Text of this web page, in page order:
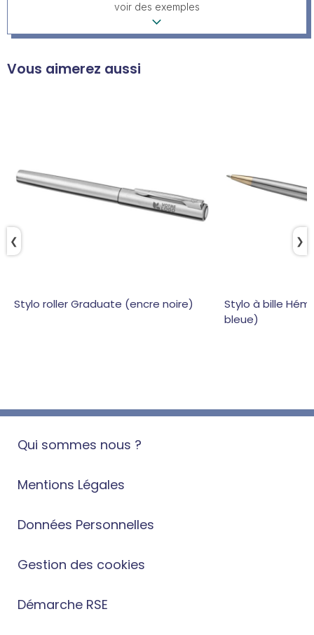
voir des exemples
Vous aimerez aussi
Stylo roller Graduate (encre noire)
Stylo à bille
bleue)
❯
❮
Qui sommes nous ?
Mentions Légales
Données Personnelles
Gestion des cookies
Démarche RSE